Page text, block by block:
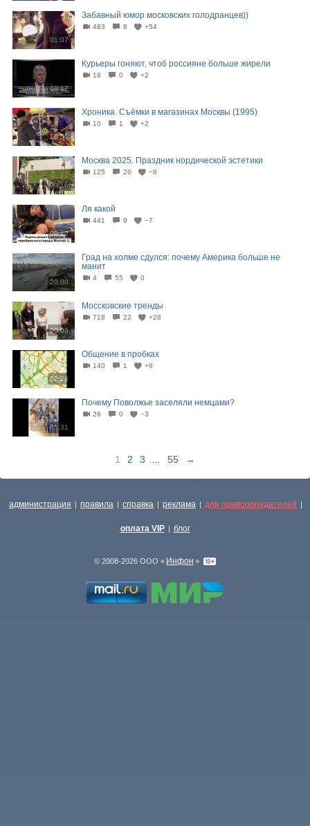
01:07
Забавный юмор московских голодранцев))
483 8 +54
10:17
Курьеры гоняют, чтоб россияне больше жирели
18 0 +2
16:51
Хроника. Съёмки в магазинах Москвы (1995)
10 1 +2
00:16
Москва 2025. Праздник нордической эстетики
125 26 −8
00:12
Ля какой
441 9 −7
20:00
Град на холме сдулся: почему Америка больше не
манит
4 55 0
00:06
Моссковские тренды
718 22 +28
02:29
Общение в пробках
140 1 +9
05:31
Почему Поволжье заселяли немцами?
26 0 −3
1 2 3 55 →
администрация | правила | справка | реклама | для правообладателей |
оплата VIP | блог
© 2008-2026 ООО « Инфон »